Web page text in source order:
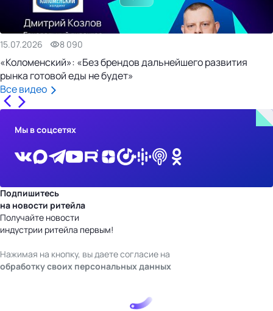
15.07.2026 8 090
«Коломенский»: «Без брендов дальнейшего развития
рынка готовой еды не будет»
Все видео
Мы в соцсетях
Подпишитесь
на новости ритейла
Получайте новости
индустрии ритейла первым!
Нажимая на кнопку, вы даете согласие на
обработку своих персональных данных